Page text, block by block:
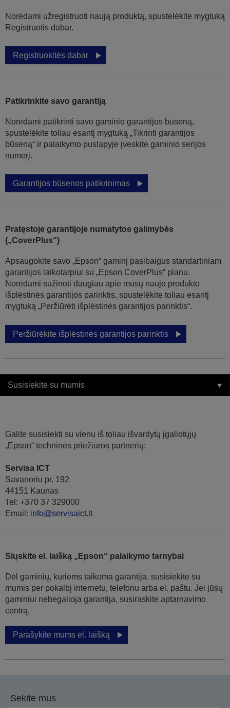
Norėdami užregistruoti naują produktą, spustelėkite mygtuką
Registruotis dabar.
Registruokitės dabar
Patikrinkite savo garantiją
Norėdami patikrinti savo gaminio garantijos būseną,
spustelėkite toliau esantį mygtuką „Tikrinti garantijos
būseną“ ir palaikymo puslapyje įveskite gaminio serijos
numerį.
Garantijos būsenos patikrinimas
Pratęstoje garantijoje numatytos galimybės
(„CoverPlus“)
Apsaugokite savo „Epson“ gaminį pasibaigus standartiniam
garantijos laikotarpiui su „Epson CoverPlus“ planu.
Norėdami sužinoti daugiau apie mūsų naujo produkto
išplėstinės garantijos parinktis, spustelėkite toliau esantį
mygtuką „Peržiūrėti išplėstinės garantijos parinktis“.
Peržiūrėkite išplėstinės garantijos parinktis
Susisiekite su mumis
Galite susisiekti su vienu iš toliau išvardytų įgaliotųjų
„Epson“ techninės priežiūros partnerių:
Servisa ICT
Savanoriu pr. 192
44151 Kaunas
Tel: +370 37 329000
Email: info@servisaict.lt
Siųskite el. laišką „Epson“ palaikymo tarnybai
Dėl gaminių, kuriems taikoma garantija, susisiekite su
mumis per pokalbį internetu, telefonu arba el. paštu. Jei jūsų
gaminiui nebegalioja garantija, susiraskite aptarnavimo
centrą.
Parašykite mums el. laišką
Sekite mus